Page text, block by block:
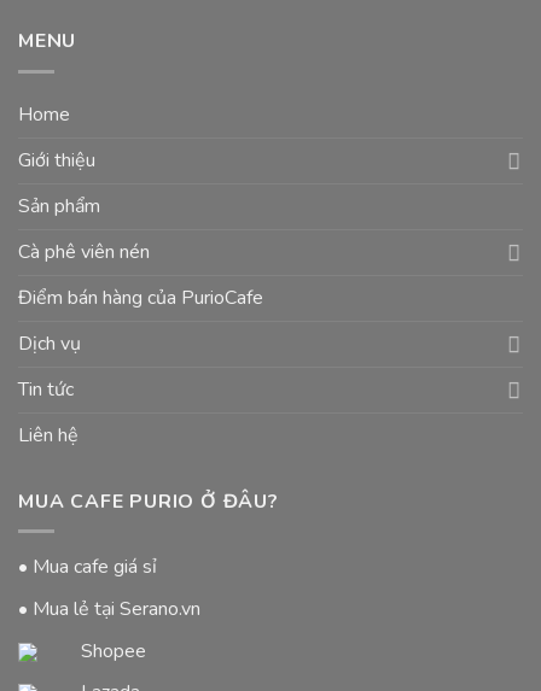
MENU
Home
Giới thiệu
Sản phẩm
Cà phê viên nén
Điểm bán hàng của PurioCafe
Dịch vụ
Tin tức
Liên hệ
MUA CAFE PURIO Ở ĐÂU?
• Mua cafe giá sỉ
• Mua lẻ tại Serano.vn
Shopee